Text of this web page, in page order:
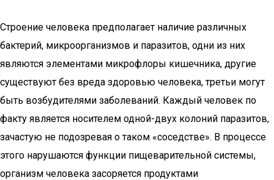
Строение человека предполагает наличие различных
бактерий, микроорганизмов и паразитов, одни из них
являются элементами микрофлоры кишечника, другие
существуют без вреда здоровью человека, третьи могут
быть возбудителями заболеваний. Каждый человек по
факту является носителем одной-двух колоний паразитов,
зачастую не подозревая о таком «соседстве». В процессе
этого нарушаются функции пищеварительной системы,
организм человека засоряется продуктами